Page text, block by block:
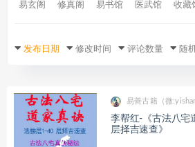
易玄阁 修真阁 易书馆 医武馆 收藏
发布日期 修改时间 评论数量 随
易善古籍（微
李帮红-《古法八宅
层择吉速查》